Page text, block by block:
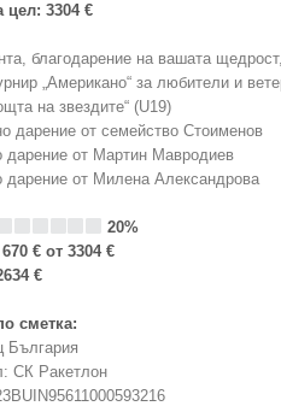
цел: 3304 €
благодарение на вашата
„Американо“ за любители и
на звездите“ (U19)
дарение от семейство Стоименов
дарение от Мартин Мавродиев
дарение от Милена Александрова
20%
€ от 3304 €
€
сметка:
България
СК Ракетлон